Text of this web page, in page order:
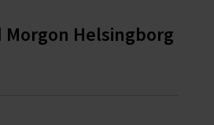
Morgon Helsingborg